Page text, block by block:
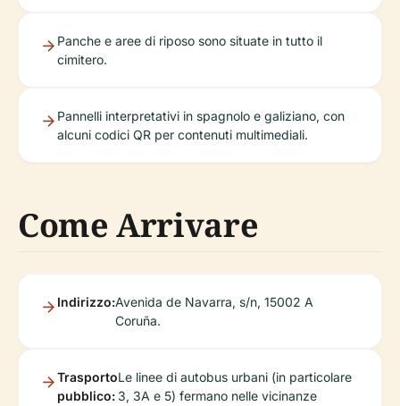
Panche e aree di riposo sono situate in tutto il
cimitero.
Pannelli interpretativi in spagnolo e galiziano, con
alcuni codici QR per contenuti multimediali.
Come Arrivare
Indirizzo:Avenida de Navarra, s/n, 15002 A
Coruña.
Trasporto
pubblico:
Le linee di autobus urbani (in particolare
3, 3A e 5) fermano nelle vicinanze